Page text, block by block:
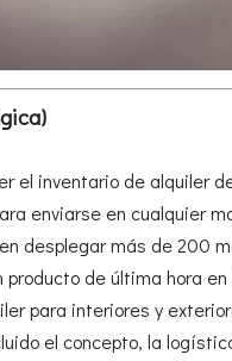
el inventario de alquiler
enviarse en cualquier
desplegar más de 200
de última hora
para interiores y
el concepto, la